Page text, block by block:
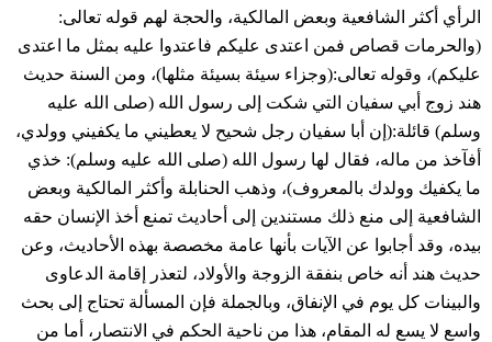
الرأي أكثر الشافعية وبعض المالكية، والحجة لهم قوله تعالى:
(والحرمات قصاص فمن اعتدى عليكم فاعتدوا عليه بمثل ما اعتدى
عليكم)، وقوله تعالى:(وجزاء سيئة بسيئة مثلها)، ومن السنة حديث
هند زوج أبي سفيان التي شكت إلى رسول الله (صلى الله عليه
وسلم) قائلة:(إن أبا سفيان رجل شحيح لا يعطيني ما يكفيني وولدي،
أفآخذ من ماله، فقال لها رسول الله (صلى الله عليه وسلم): خذي
ما يكفيك وولدك بالمعروف)، وذهب الحنابلة وأكثر المالكية وبعض
الشافعية إلى منع ذلك مستندين إلى أحاديث تمنع أخذ الإنسان حقه
بيده، وقد أجابوا عن الآيات بأنها عامة مخصصة بهذه الأحاديث، وعن
حديث هند أنه خاص بنفقة الزوجة والأولاد، لتعذر إقامة الدعاوى
والبينات كل يوم في الإنفاق، وبالجملة فإن المسألة تحتاج إلى بحث
واسع لا يسع له المقام، هذا من ناحية الحكم في الانتصار، أما من